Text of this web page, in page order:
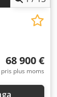
68 900 €
pris plus moms